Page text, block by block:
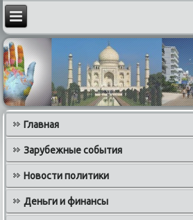
Главная
Зарубежные события
Новости политики
Деньги и финансы